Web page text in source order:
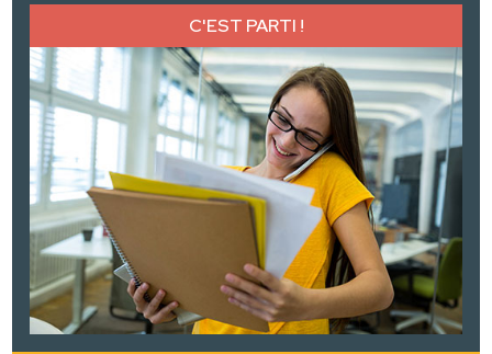
C'EST PARTI !